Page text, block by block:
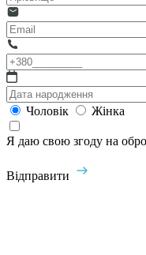
Чоловік Жінка
Я даю свою згоду на
Відправити